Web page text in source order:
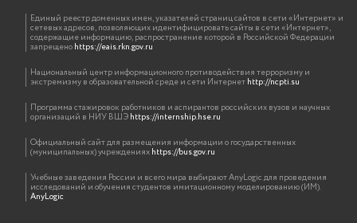
Единый реестр доменных имен, указателей страниц сайтов в сети «Интернет» и
сетевых адресов, позволяющих идентифицировать сайты в сети «Интернет»,
содержащие информацию, распространение которой в Российской Федерации
запрещеноhttps://eais.rkn.gov.ru
Национальный центр информационного противодействия терроризму и
экстремизму в образовательной среде и сети Интернетhttp://ncpti.su
Программа стажировок работников и аспирантов российских вузов и научных
организаций в НИУ ВШЭhttps://internship.hse.ru
Официальный сайт для размещения информации о государственных
(муниципальных) учрежденияхhttps://bus.gov.ru
Учебные заведения России и всего мира выбирают AnyLogic для проведения
исследований и обучения студентов имитационному моделированию (ИМ).
AnyLogic